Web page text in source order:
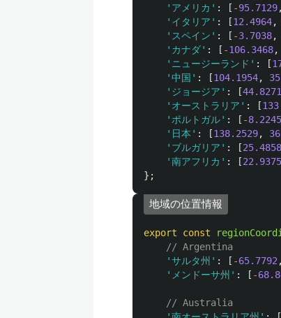
' アメリカ ' : [ -95.7129,
' イタリア ' : [12.4964,
' スペイン ' : [ -3.7038,
' カナダ' : [ -106.3468,
' ニュージーランド ' : [
'中国 ' : [104.1954,
' ジョージア ' : [44.8271
' オーストラリア ' : [
' ポルトガル' : [ -8.2245
' 日本 ' : [138.2529,
' ブルガリア ' : [25.4858
'南アフリカ ' : [22.9375
};
地域の位置情報
export const
// Argentina
'サルタ州 ' : [ -65.7792 ,
' メンドーサ州 ' : [ -
// Australia